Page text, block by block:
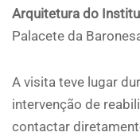
Arquitetura do
Palacete da
A visita teve lugar
intervenção de
contactar